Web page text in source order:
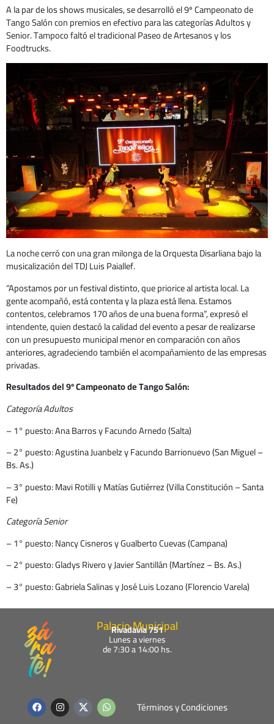
A la par de los shows musicales, se desarrolló el 9º Campeonato de
Tango Salón con premios en efectivo para las categorías Adultos y
Senior. Tampoco faltó el tradicional Paseo de Artesanos y los
Foodtrucks.
La noche cerró con una gran milonga de la Orquesta Disarliana bajo la
musicalización del TDJ Luis Paiallef.
“Apostamos por un festival distinto, que priorice al artista local. La
gente acompañó, está contenta y la plaza está llena. Estamos
contentos, celebramos 170 años de una buena forma”, expresó el
intendente, quien destacó la calidad del evento a pesar de realizarse
con un presupuesto municipal menor en comparación con años
anteriores, agradeciendo también el acompañamiento de las empresas
privadas.
Resultados del 9º Campeonato de Tango Salón:
Categoría Adultos
– 1° puesto: Ana Barros y Facundo Arnedo (Salta)
– 2° puesto: Agustina Juanbelz y Facundo Barrionuevo (San Miguel –
Bs. As.)
– 3° puesto: Mavi Rotilli y Matías Gutiérrez (Villa Constitución – Santa
Fe)
Categoría Senior
– 1° puesto: Nancy Cisneros y Gualberto Cuevas (Campana)
– 2° puesto: Gladys Rivero y Javier Santillán (Martínez – Bs. As.)
– 3° puesto: Gabriela Salinas y José Luis Lozano (Florencio Varela)
Palacio Municipal
Rivadavia 751
Lunes a viernes
de 7:30 a 14:00 hs.
F
a
c
I
n
s
W
h
a
Términos y Condiciones